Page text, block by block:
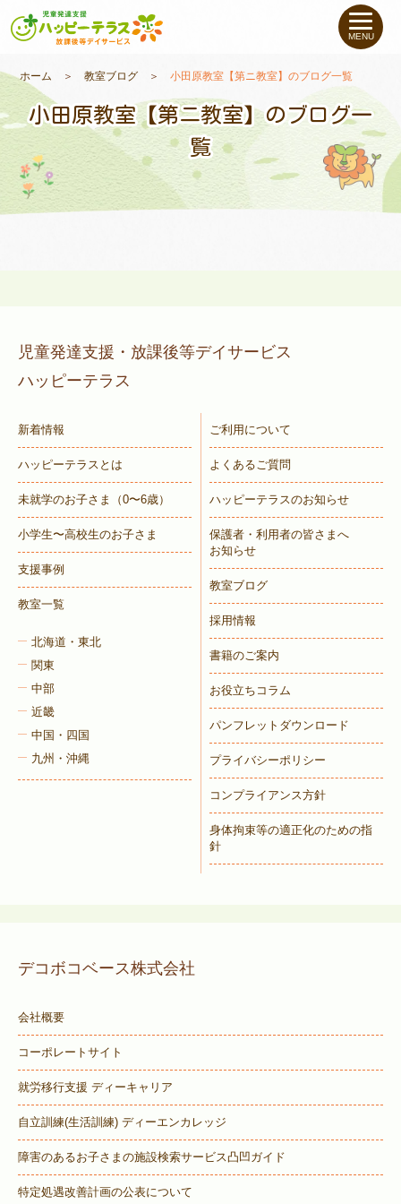
私たちについて
未就学のお子さま（０〜６才）
小学生〜高校生のお子さま
支援事例
ご利用について
トレキング DIDIM
MENU
ホーム ＞教室ブログ ＞小田原教室【第ニ教室】のブログ一覧
小田原教室【第ニ教室】のブログ一
覧
児童発達支援・放課後等デイサービス
ハッピーテラス
新着情報
ハッピーテラスとは
未就学のお子さま （0〜6歳）
小学生〜高校生のお子さま
支援事例
教室一覧
北海道・東北
関東
中部
近畿
中国・四国
九州・沖縄
ご利用について
よくあるご質問
ハッピーテラスのお知らせ
保護者・利用者の皆さまへ
お知らせ
教室ブログ
採用情報
書籍のご案内
お役立ちコラム
パンフレットダウンロード
プライバシーポリシー
コンプライアンス方針
身体拘束等の適正化のための指
針
デコボコベース株式会社
会社概要
コーポレートサイト
就労移行支援 ディーキャリア
自立訓練(生活訓練) ディーエンカレッジ
障害のあるお子さまの施設検索サービス凸凹ガイド
特定処遇改善計画の公表について